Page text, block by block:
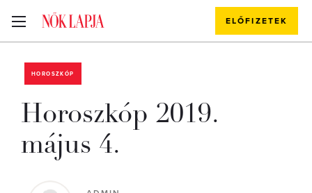
ELŐFIZETEK
HOROSZKÓP
Horoszkóp 2019.
május 4.